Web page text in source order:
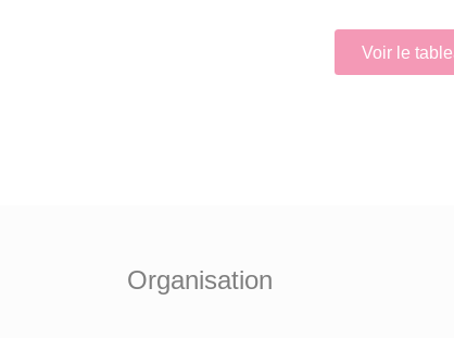
Voir le
Organisation